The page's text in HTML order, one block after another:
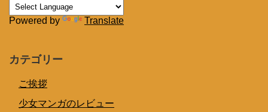
Powered by Translate
カテゴリー
ご挨拶
少女マンガのレビュー